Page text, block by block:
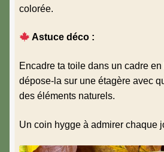
colorée.
Astuce déco :
Encadre ta toile dans un cadre
dépose-la sur une étagère avec
des éléments naturels.
Un coin hygge à admirer chaque